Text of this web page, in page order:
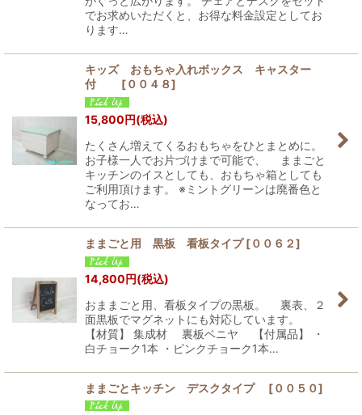
でお求めいただくと、お得な料金設定としてお
ります…
キッズ おもちゃ入れボックス キャスター
付
[００４８]
15,800円(税込)
たくさん増えてくるおもちゃをひとまとめに。
お子様一人でお片づけまで可能で、 ままごと
キッチンのイスとしても、おもちゃ箱としても
ご利用頂けます。 ※ミントグリーンは廃番色と
なってお…
ままごと用 黒板 看板タイプ [００６２]
14,800円(税込)
おままごと用、看板タイプの黒板。 裏表、２
面黒板でマグネットにも対応しています。
【材質】 集成材 裏板ベニヤ 【付属品】 ・
白チョーク1本 ・ピンクチョーク1本…
ままごとキッチン デスクタイプ [００５０]